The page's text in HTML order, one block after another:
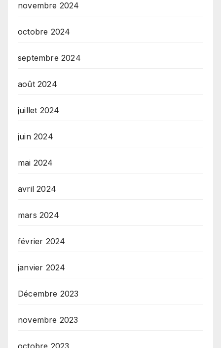
novembre 2024
octobre 2024
septembre 2024
août 2024
juillet 2024
juin 2024
mai 2024
avril 2024
mars 2024
février 2024
janvier 2024
Décembre 2023
novembre 2023